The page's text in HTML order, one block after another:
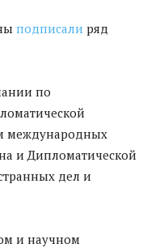
подписали ряд
по
международных
и Дипломатической
дел и
и научном